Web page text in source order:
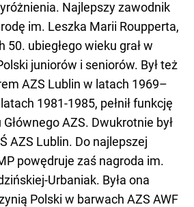
Najlepszy zawodnik
im. Leszka Marii Roupperta,
50. ubiegłego wieku grał w
juniorów i seniorów. Był też
AZS Lublin w latach 1969–
1981-1985, pełnił funkcję
AZS. Dwukrotnie był
AZS Lublin. Do najlepszej
powędruje zaś nagroda im.
Urbaniak. Była ona
Polski w barwach AZS AWF